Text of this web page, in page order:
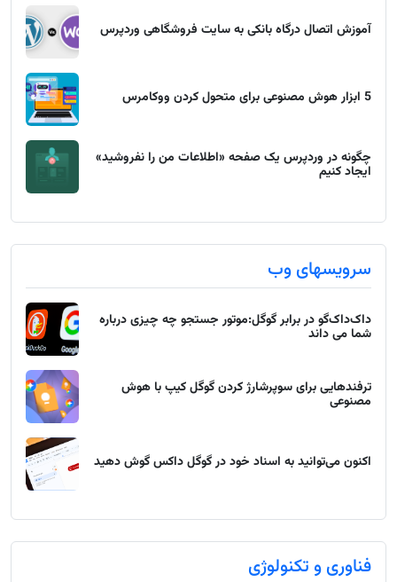
آموزش اتصال درگاه بانکی به سایت فروشگاهی وردپرس
5 ابزار هوش مصنوعی برای متحول کردن ووکامرس
چگونه در وردپرس یک صفحه «اطلاعات من را نفروشید»
ایجاد کنیم
سرویسهای وب
داک‌داک‌گو در برابر گوگل:موتور جستجو چه چیزی درباره
شما می داند
ترفندهایی برای سوپرشارژ کردن گوگل کیپ با هوش
مصنوعی
اکنون می‌توانید به اسناد خود در گوگل داکس گوش دهید
فناوری و تکنولوژی